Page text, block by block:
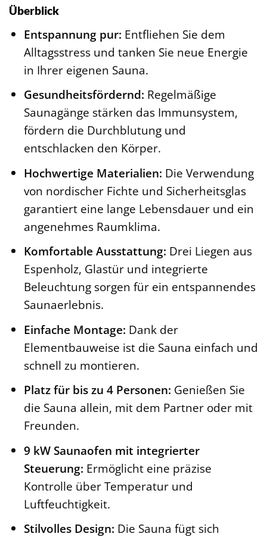
Überblick
Entspannung pur: Entfliehen Sie dem
Alltagsstress und tanken Sie neue Energie
in Ihrer eigenen Sauna.
Gesundheitsfördernd: Regelmäßige
Saunagänge stärken das Immunsystem,
fördern die Durchblutung und
entschlacken den Körper.
Hochwertige Materialien: Die Verwendung
von nordischer Fichte und Sicherheitsglas
garantiert eine lange Lebensdauer und ein
angenehmes Raumklima.
Komfortable Ausstattung: Drei Liegen aus
Espenholz, Glastür und integrierte
Beleuchtung sorgen für ein entspannendes
Saunaerlebnis.
Einfache Montage: Dank der
Elementbauweise ist die Sauna einfach und
schnell zu montieren.
Platz für bis zu 4 Personen: Genießen Sie
die Sauna allein, mit dem Partner oder mit
Freunden.
9 kW Saunaofen mit integrierter
Steuerung: Ermöglicht eine präzise
Kontrolle über Temperatur und
Luftfeuchtigkeit.
Stilvolles Design: Die Sauna fügt sich